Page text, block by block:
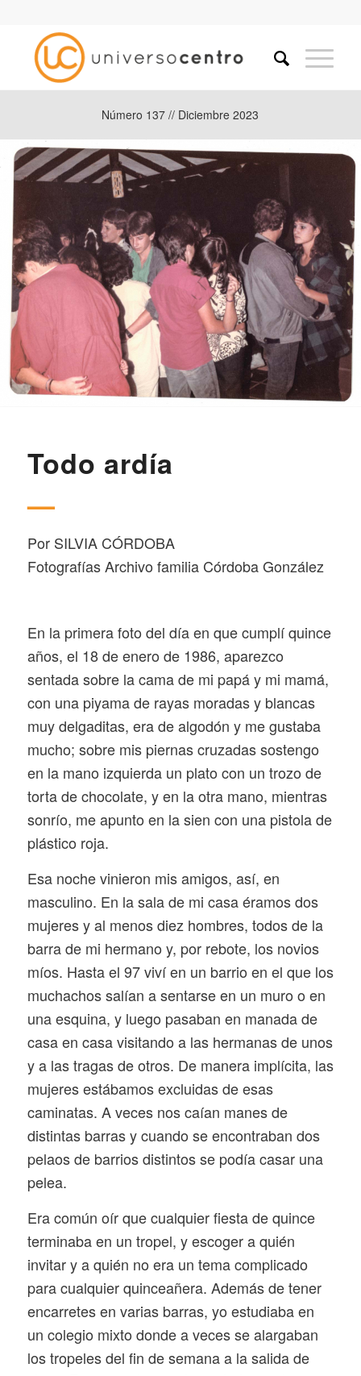
Número 137 // Diciembre 2023
Todo ardía
—
Por SILVIA CÓRDOBA
Fotografías Archivo familia Córdoba González
En la primera foto del día en que cumplí quince
años, el 18 de enero de 1986, aparezco
sentada sobre la cama de mi papá y mi mamá,
con una piyama de rayas moradas y blancas
muy delgaditas, era de algodón y me gustaba
mucho; sobre mis piernas cruzadas sostengo
en la mano izquierda un plato con un trozo de
torta de chocolate, y en la otra mano, mientras
sonrío, me apunto en la sien con una pistola de
plástico roja.
Esa noche vinieron mis amigos, así, en
masculino. En la sala de mi casa éramos dos
mujeres y al menos diez hombres, todos de la
barra de mi hermano y, por rebote, los novios
míos. Hasta el 97 viví en un barrio en el que los
muchachos salían a sentarse en un muro o en
una esquina, y luego pasaban en manada de
casa en casa visitando a las hermanas de unos
y a las tragas de otros. De manera implícita, las
mujeres estábamos excluidas de esas
caminatas. A veces nos caían manes de
distintas barras y cuando se encontraban dos
pelaos de barrios distintos se podía casar una
pelea.
Era común oír que cualquier fiesta de quince
terminaba en un tropel, y escoger a quién
invitar y a quién no era un tema complicado
para cualquier quinceañera. Además de tener
encarretes en varias barras, yo estudiaba en
un colegio mixto donde a veces se alargaban
los tropeles del fin de semana a la salida de